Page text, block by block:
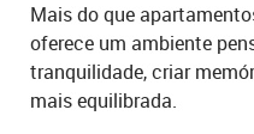
Mais do que
oferece um ambiente
tranquilidade, criar
mais equilibrada.